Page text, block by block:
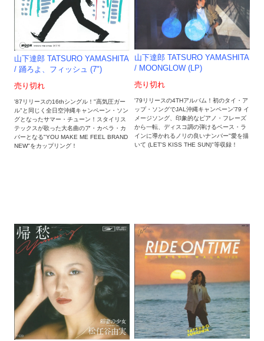
山下達郎 TATSURO YAMASHITA
/ 踊ろよ、フィッシュ (7")
売り切れ
'87リリースの16thシングル！"高気圧ガー
ル"と同じく全日空沖縄キャンペーン・ソン
グとなったサマー・チューン！スタイリス
テックスが歌った大名曲のア・カペラ・カ
バーとなる"YOU MAKE ME FEEL BRAND
NEW"をカップリング！
山下達郎 TATSURO YAMASHITA
/ MOONGLOW (LP)
売り切れ
'79リリースの4THアルバム！初のタイ・ア
ップ・ソングでJAL沖縄キャンペーン'79 イ
メージソング、印象的なピアノ・フレーズ
から一転、ディスコ調の弾けるベース・ラ
インに導かれるノリの良いナンバー"愛を描
いて (LET'S KISS THE SUN)"等収録！